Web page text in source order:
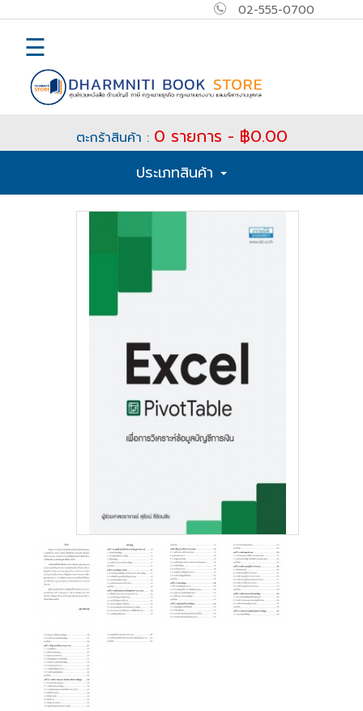
02-555-0700
MAIN
MENU
E-
เพิ่มทรัพย์(ประชาชื่น20)
ถนนประชาชื่น แขวง
บางซื่อ เขตบางซื่อ
กรุงเทพมหานคร
(02) 555-
0700(Auto)ext.713
โทรสาร : (02) 555-
0728
☰
ตะกร้าสินค้า : 0 รายการ - ฿0.00
ประเภทสินค้า
×